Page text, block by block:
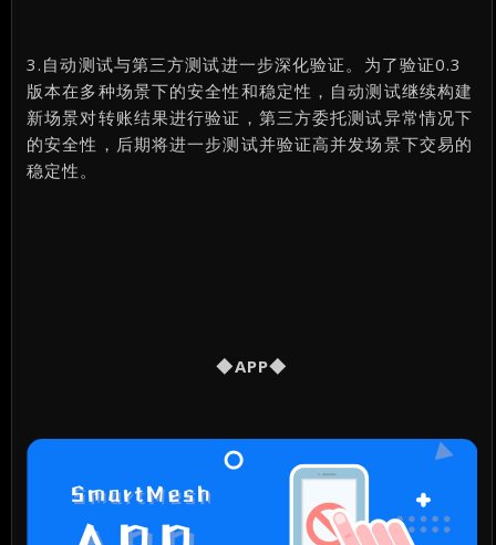
3.自动测试与第三方测试进一步深化验证。为了验证0.3
版本在多种场景下的安全性和稳定性，自动测试继续构建
新场景对转账结果进行验证，第三方委托测试异常情况下
的安全性，后期将进一步测试并验证高并发场景下交易的
稳定性。
◆APP◆